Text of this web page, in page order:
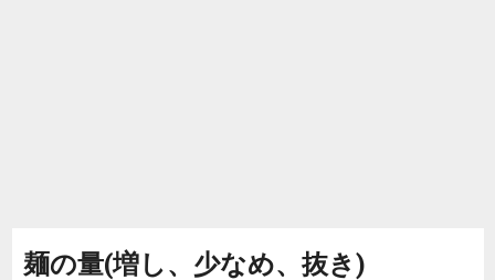
麺の量(増し、少なめ、抜き)